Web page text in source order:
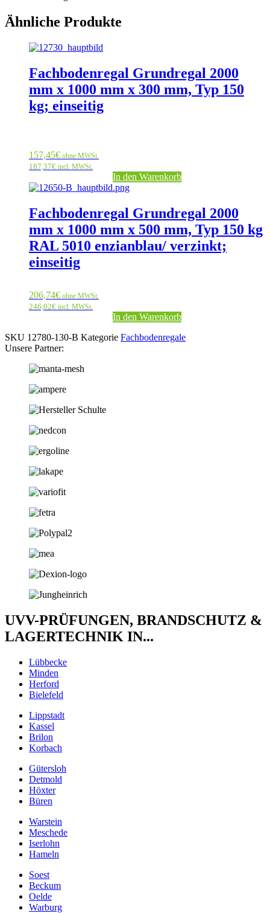
Ähnliche Produkte
Fachbodenregal Grundregal 2000
mm x 1000 mm x 300 mm, Typ 150
kg; einseitig
157,45€ ohne MWSt.
187,37€ incl. MWSt.
In den Warenkorb
Fachbodenregal Grundregal 2000
mm x 1000 mm x 500 mm, Typ 150 kg
RAL 5010 enzianblau/ verzinkt;
einseitig
206,74€ ohne MWSt.
246,02€ incl. MWSt.
In den Warenkorb
SKU 12780-130-B Kategorie Fachbodenregale
Unsere Partner:
UVV-PRÜFUNGEN, BRANDSCHUTZ &
LAGERTECHNIK IN...
Lübbecke
Minden
Herford
Bielefeld
Lippstadt
Kassel
Brilon
Korbach
Gütersloh
Detmold
Höxter
Büren
Warstein
Meschede
Iserlohn
Hameln
Soest
Beckum
Oelde
Warburg